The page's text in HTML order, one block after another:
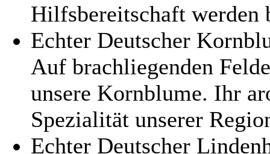
Hilfsbereitschaft werden
Echter Deutscher
Auf brachliegenden
unsere Kornblume. Ihr
Spezialität unserer
Echter Deutscher